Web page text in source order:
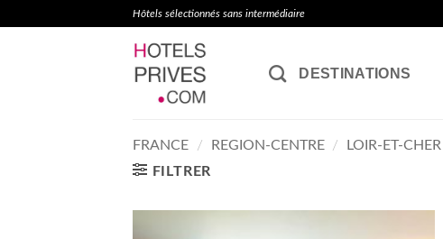
Hôtels sélectionnés sans intermédiaire
DESTINATIONS
FRANCE / REGION-CENTRE / LOIR-ET-CHER
FILTRER